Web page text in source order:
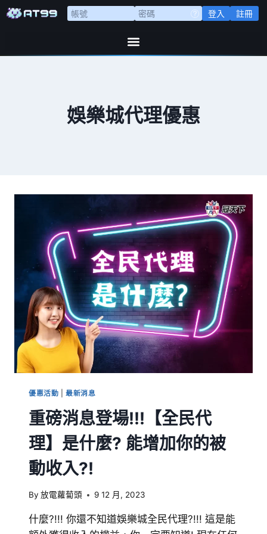
登入 註冊
娛樂城代理優惠
優惠活動 |最新消息
重磅消息登場!!!【全民代
理】是什麼? 能增加你的被
動收入?!
By 放電蘿蔔頭 9 12 月, 2023
什麼?!!! 你還不知道娛樂城全民代理?!!! 這是能